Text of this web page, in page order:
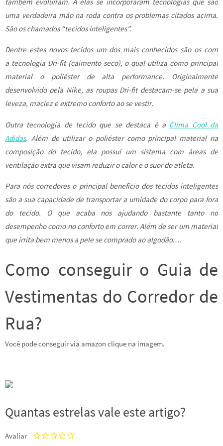
uma verdadeira mão na roda contra os problemas citados acima.
São os chamados “tecidos inteligentes”.
Dentre estes novos tecidos um dos mais conhecidos são os com
a tecnologia Dri-fit (caimento seco), o qual utiliza como principal
material o poliéster de alta performance. Originalmente
desenvolvido pela Nike, as roupas Dri-fit destacam-se pela a sua
leveza, maciez e extremo conforto ao se vestir.
Outra tecnologia de tecido que se destaca é a Clima Cool da
Adidas. Além de utilizar o poliéster como principal material na
composição do tecido, ela possui um sistema com áreas de
ventilação extra que visam reduzir o calor e o suor do atleta.
Para nós corredores o principal benefício dos tecidos inteligentes
são a sua capacidade de transportar a umidade do corpo para fora
do tecido. O que acaba nos ajudando bastante tanto no
desempenho como no conforto em correr. Além de ser um material
que irrita bem menos a pele se comprado ao algodão….
Como conseguir o Guia de
Vestimentas do Corredor de
Rua?
Você pode conseguir via amazon clique na imagem.
Quantas estrelas vale este artigo?
Avaliar